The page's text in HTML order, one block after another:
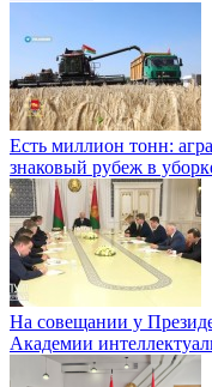
Есть миллион тонн:
знаковый рубеж в
На совещании у
Академии